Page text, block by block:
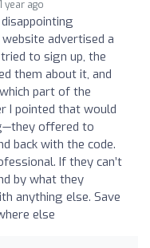
1 year ago
advertised a
to sign up, the
them about it, and
part of the
I pointed that would
offered to
back with the code.
If they can’t
by what they
anything else. Save
else